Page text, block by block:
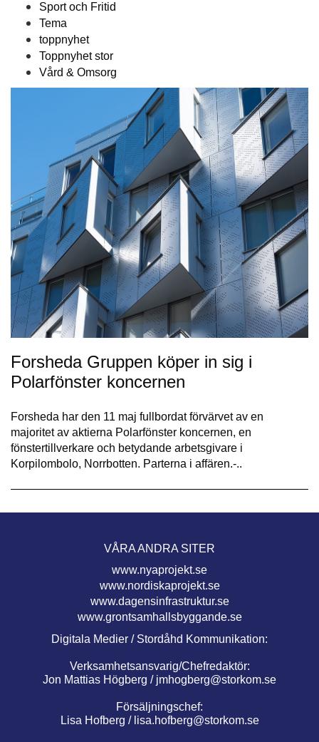
Sport och Fritid
Tema
toppnyhet
Toppnyhet stor
Vård & Omsorg
Forsheda Gruppen köper in sig i
Polarfönster koncernen
Forsheda har den 11 maj fullbordat förvärvet av en
majoritet av aktierna Polarfönster koncernen, en
fönstertillverkare och betydande arbetsgivare i
Korpilombolo, Norrbotten. Parterna i affären.-..
VÅRA ANDRA SITER
www.nyaprojekt.se
www.nordiskaprojekt.se
www.dagensinfrastruktur.se
www.grontsamhallsbyggande.se
Digitala Medier / Stordåhd Kommunikation:
Verksamhetsansvarig/Chefredaktör:
Jon Mattias Högberg / jmhogberg@storkom.se
Försäljningschef:
Lisa Hofberg / lisa.hofberg@storkom.se